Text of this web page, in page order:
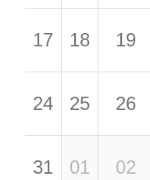
17 18 19
24 25 26
31 01 02